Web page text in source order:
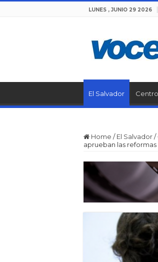
LUNES , JUNIO 29 2026
El Salvador
Home / El Salvador/
aprueban las reformas